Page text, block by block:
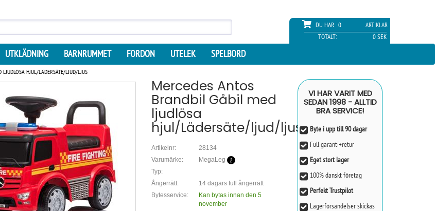
DU HAR 0
ARTIKLAR
TOTALT:
0 SEK
UTKLÄDNING BARNRUMMET FORDON UTELEK SPELBORD
HJUL/LÄDERSÄTE/LJUD/LJUS
Mercedes Antos
Brandbil Gåbil med
ljudlösa
hjul/Lädersäte/ljud/ljus
Artikelnr:
28134
Varumärke:
MegaLeg
Typ:
Ångerrätt:
14 dagars full ångerrätt
Bytesservice:
Kan bytas innan den 5
november
VI HAR VARIT MED
SEDAN 1998 - ALLTID
BRA SERVICE!
Byte i upp till 90 dagar
Full garanti+retur
Eget stort lager
100% danskt företag
Perfekt Trustpilot
Lagerförsändelser skickas